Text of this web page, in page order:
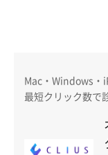
Mac・Windows・
最短クリック数で